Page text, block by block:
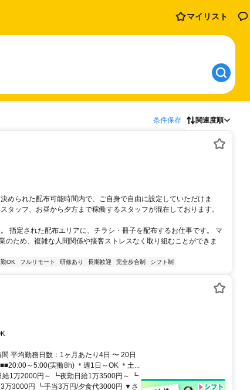
マイリスト
条件保存 関連度順
められた配布可能時間内で、ご自身で自由に設定していただけま
タッフ、お昼から夕方まで稼働するスタッフが混在しております。
指定された配布エリアに、チラシ・冊子を配布するお仕事です。 マ
のため、複雑な人間関係や接客ストレスなく取り組むことができま
OK フルリモート 研修あり 長期歓迎 完全歩合制 シフト制
平均勤務日数：1ヶ月あたり4日 〜 20日
～5:00(実働8h) ＊週1日～OK ＊土...
1万2000円～ ┗夜勤日給1万3500円～ ┗
万3000円 ┗手当3万円/夕食代3000円 ▼さ